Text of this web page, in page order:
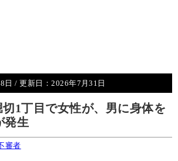
日 / 更新日：2026年7月31日
1丁目で女性が、男に身体を
発生
審者